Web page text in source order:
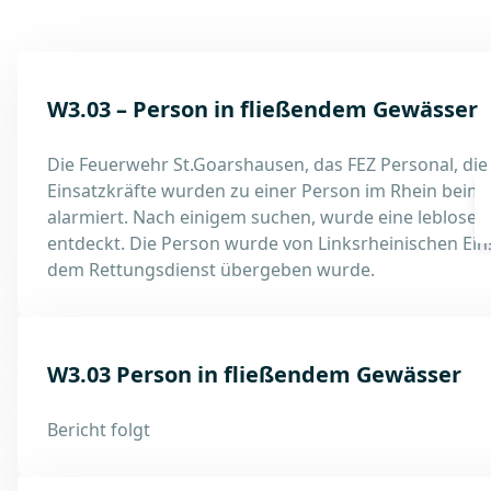
W3.03 – Person in fließendem Gewässer
Die Feuerwehr St.Goarshausen, das FEZ Personal,
Einsatzkräfte wurden zu einer Person im Rhein beim
alarmiert. Nach einigem suchen, wurde eine leblose
entdeckt. Die Person wurde von Linksrheinischen
dem Rettungsdienst übergeben wurde.
W3.03 Person in fließendem Gewässer
Bericht folgt